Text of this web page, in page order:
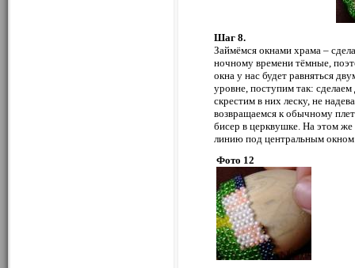
Шаг 8.
Займёмся окнами храма –
ночному времени тёмные,
окна у нас будет равняться
уровне, поступим так:
скрестим в них леску, не
возвращаемся к обычному
бисер в церквушке. На этом
линию под центральным
Фото 12